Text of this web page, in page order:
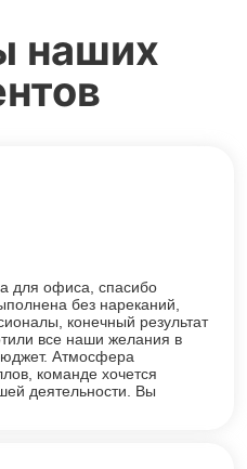
наших
для офиса, спасибо
без нареканий,
конечный результат
все наши желания в
Атмосфера
команде хочется
деятельности. Вы